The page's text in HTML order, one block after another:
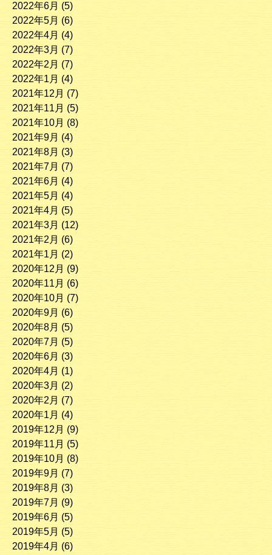
2022年6月 (5)
2022年5月 (6)
2022年4月 (4)
2022年3月 (7)
2022年2月 (7)
2022年1月 (4)
2021年12月 (7)
2021年11月 (5)
2021年10月 (8)
2021年9月 (4)
2021年8月 (3)
2021年7月 (7)
2021年6月 (4)
2021年5月 (4)
2021年4月 (5)
2021年3月 (12)
2021年2月 (6)
2021年1月 (2)
2020年12月 (9)
2020年11月 (6)
2020年10月 (7)
2020年9月 (6)
2020年8月 (5)
2020年7月 (5)
2020年6月 (3)
2020年4月 (1)
2020年3月 (2)
2020年2月 (7)
2020年1月 (4)
2019年12月 (9)
2019年11月 (5)
2019年10月 (8)
2019年9月 (7)
2019年8月 (3)
2019年7月 (9)
2019年6月 (5)
2019年5月 (5)
2019年4月 (6)